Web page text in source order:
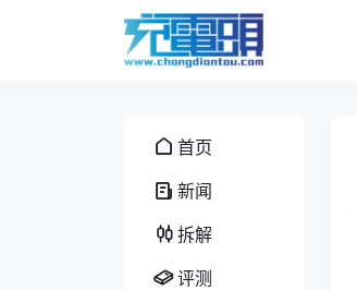
首页
新闻
拆解
评测